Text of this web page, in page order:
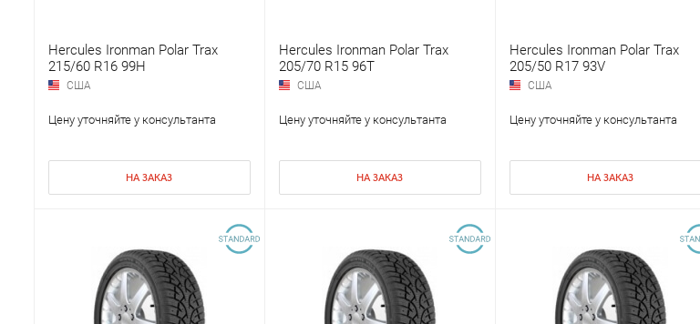
Hercules Ironman Polar Trax
215/60 R16 99H
США
Цену уточняйте у консультанта
НА ЗАКАЗ
Hercules Ironman Polar Trax
205/70 R15 96T
США
Цену уточняйте у консультанта
НА ЗАКАЗ
Hercules Ironman Polar Trax
205/50 R17 93V
США
Цену уточняйте у консультанта
НА ЗАКАЗ